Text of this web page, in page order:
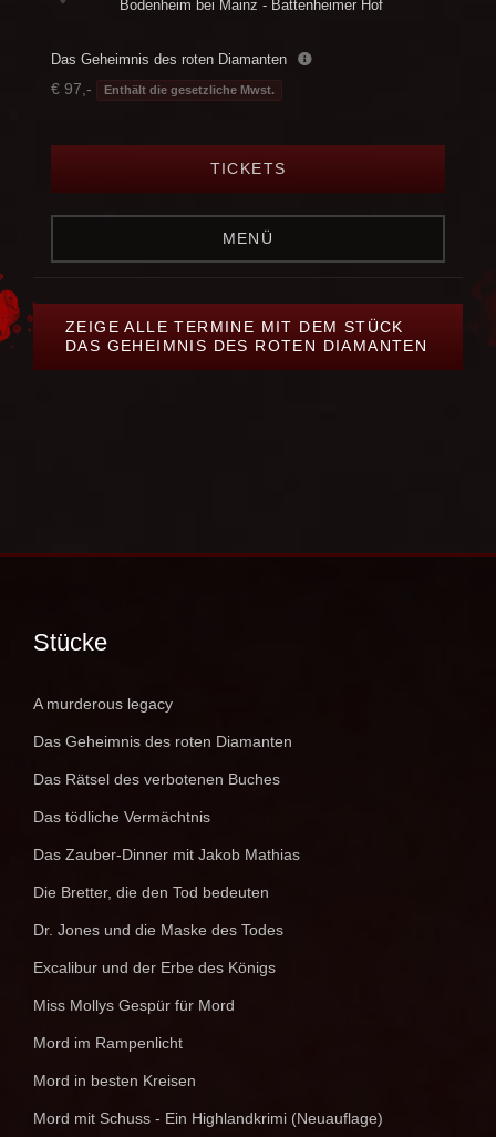
Bodenheim bei Mainz - Battenheimer Hof
Das Geheimnis des roten Diamanten
€ 97,- Enthält die gesetzliche Mwst.
TICKETS
MENÜ
ZEIGE ALLE TERMINE MIT DEM STÜCK
DAS GEHEIMNIS DES ROTEN DIAMANTEN
Stücke
A murderous legacy
Das Geheimnis des roten Diamanten
Das Rätsel des verbotenen Buches
Das tödliche Vermächtnis
Das Zauber-Dinner mit Jakob Mathias
Die Bretter, die den Tod bedeuten
Dr. Jones und die Maske des Todes
Excalibur und der Erbe des Königs
Miss Mollys Gespür für Mord
Mord im Rampenlicht
Mord in besten Kreisen
Mord mit Schuss - Ein Highlandkrimi (Neuauflage)